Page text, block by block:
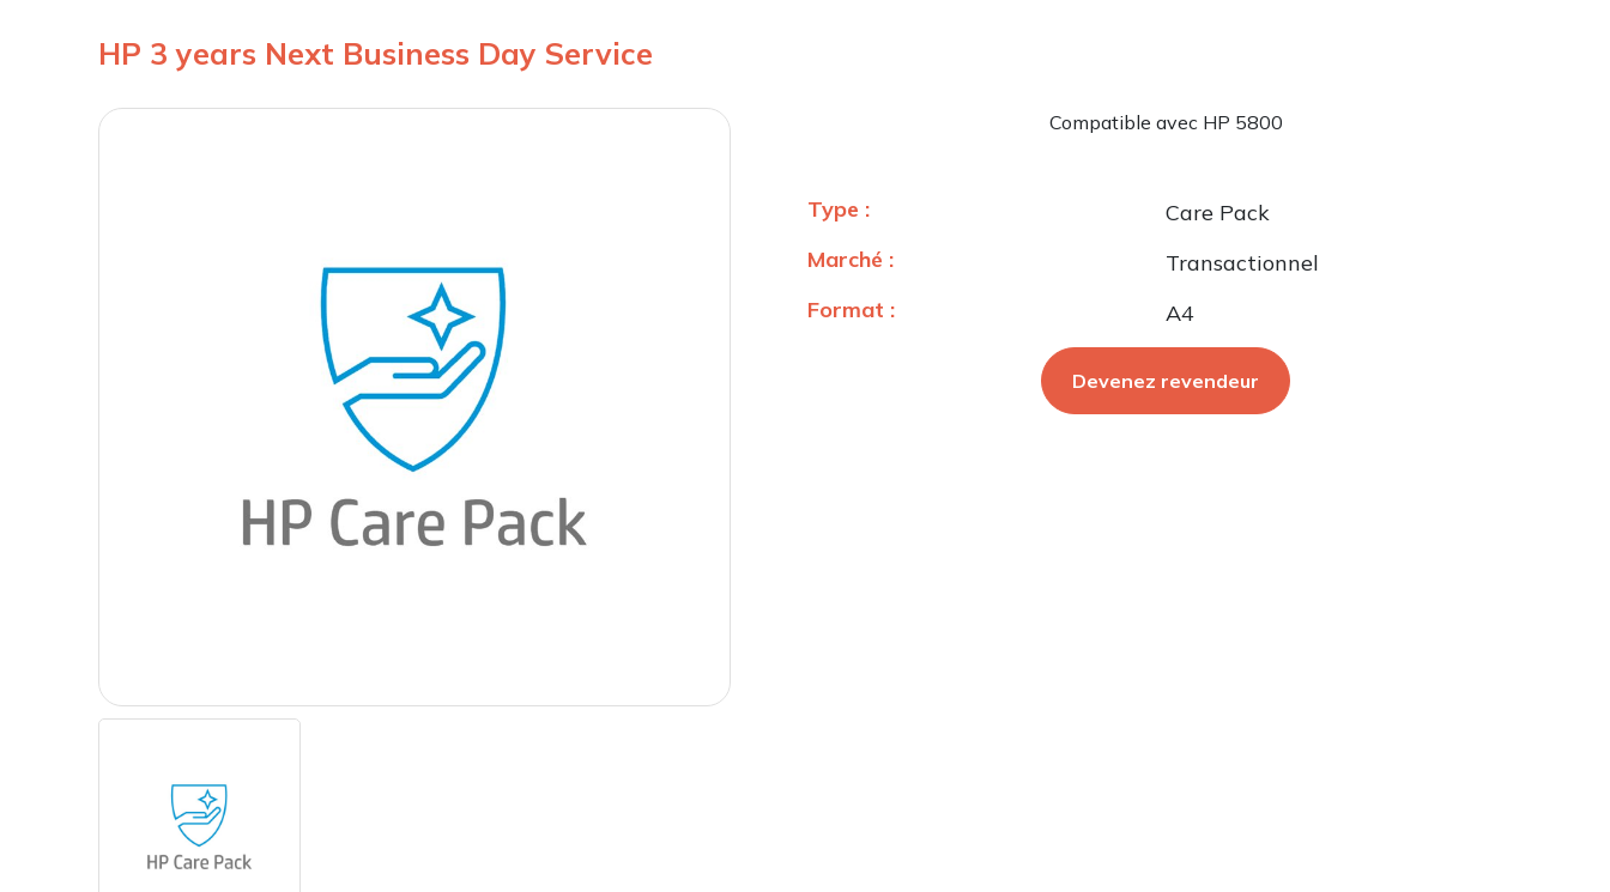
HP 3 years Next Business Day Service
Compatible avec HP 5800
Type :
Care Pack
Marché :
Transactionnel
Format :
A4
Devenez revendeur